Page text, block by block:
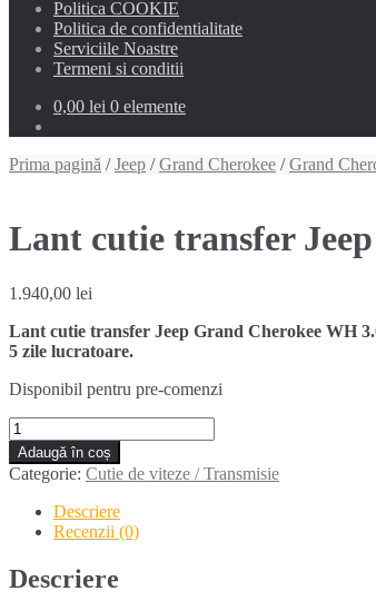
Politica COOKIE
Politica de confidentialitate
Serviciile Noastre
Termeni si conditii
0,00 lei 0 elemente
Prima pagină /Jeep /Grand Cherokee /Grand
Lant cutie transfer
1.940,00 lei
Lant cutie transfer Jeep Grand Cherokee WH
5 zile lucratoare.
Disponibil pentru pre-comenzi
Cantitate
Lant
cutie
transfer
Jeep
Grand
Cherokee
WH
3.0
Adaugă în coș
Categorie: Cutie de viteze / Transmisie
Descriere
Recenzii (0)
Descriere